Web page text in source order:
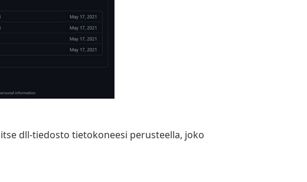
dll-tiedosto tietokoneesi perusteella, joko